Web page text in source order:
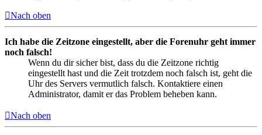
Nach oben
Ich habe die Zeitzone eingestellt, aber die Forenuhr geht immer
noch falsch!
Wenn du dir sicher bist, dass du die Zeitzone richtig
eingestellt hast und die Zeit trotzdem noch falsch ist, geht die
Uhr des Servers vermutlich falsch. Kontaktiere einen
Administrator, damit er das Problem beheben kann.
Nach oben